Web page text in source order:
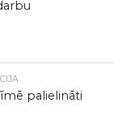
palielināti